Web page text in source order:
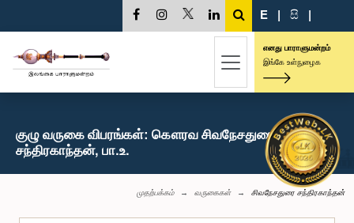
E | සි |
எனது பாராளுமன்றம்
இங்கே உள்நுழைக
குழு வருகை விபரங்கள்: கௌரவ சிவநேசதுரை
சந்திரகாந்தன், பா.உ.
முதற்பக்கம் வருகைகள் சிவநேசதுரை சந்திரகாந்தன்